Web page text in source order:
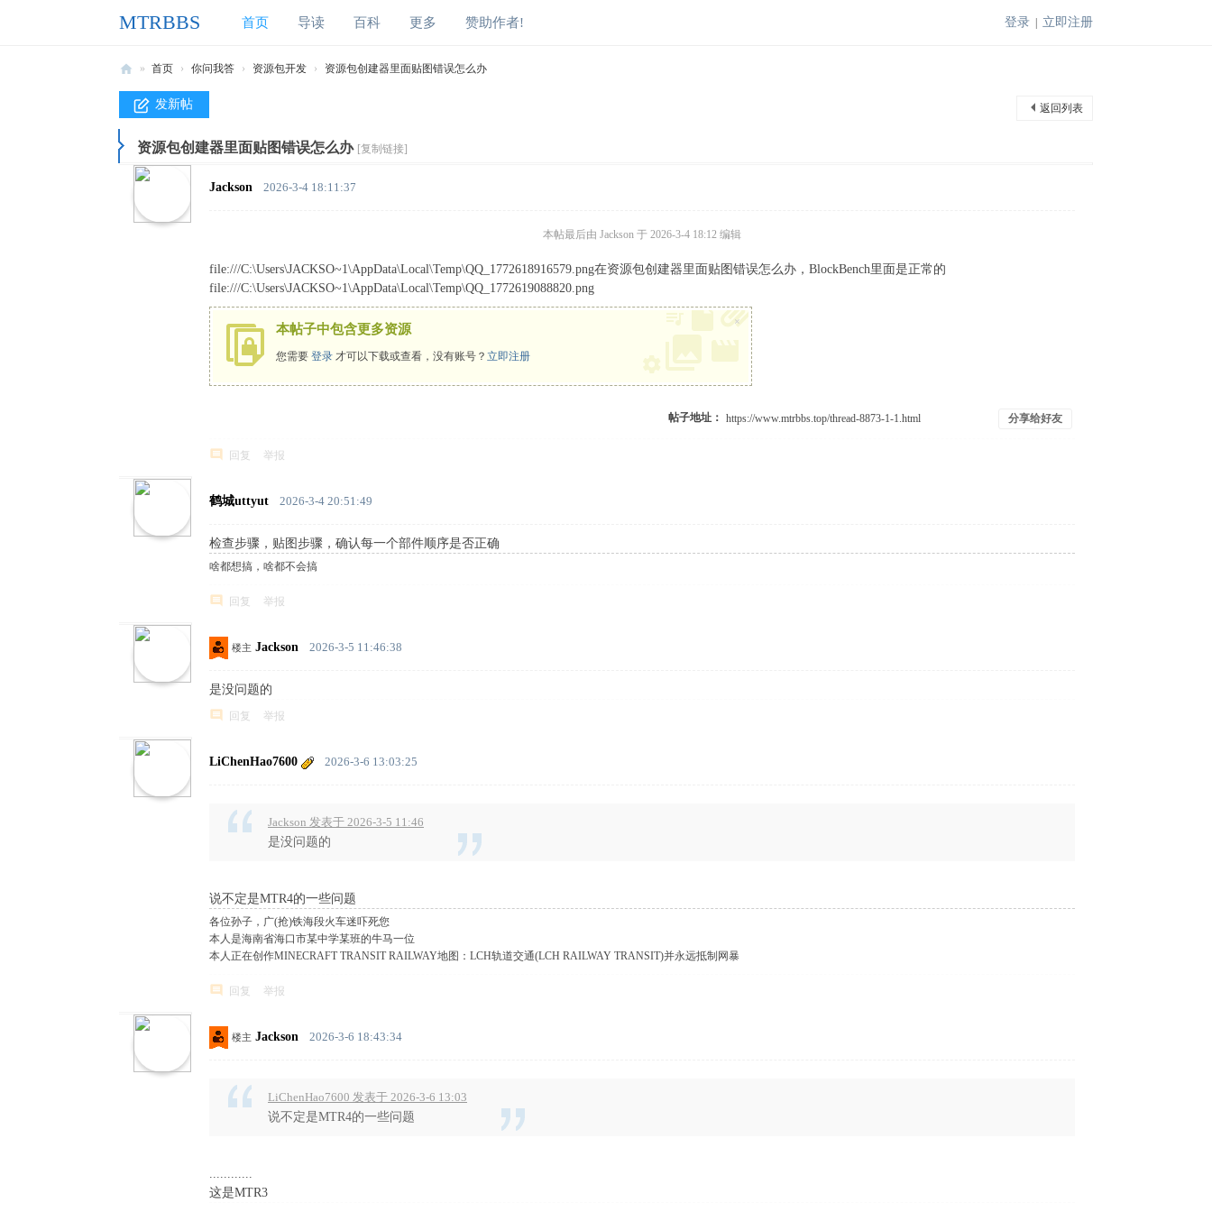
登录 立即注册
MTRBBS 首页 导读 百科 更多 赞助作者!
M
T
R
» 首页 › 你问我答 › 资源包开发 › 资源包创建器里面贴图错误怎么办
返回列表
发新帖
资源包创建器里面贴图错误怎么办 [复制链接]
Jackson 2026-3-4 18:11:37
本帖最后由 Jackson 于 2026-3-4 18:12 编辑
file:///C:\Users\JACKSO~1\AppData\Local\Temp\QQ_1772618916579.png在资源包创建器里面贴图错误怎么办，BlockBench里面是正常的
file:///C:\Users\JACKSO~1\AppData\Local\Temp\QQ_1772619088820.png
本帖子中包含更多资源
您需要 登录 才可以下载或查看，没有账号？ 立即注册
×
帖子地址： 分享给好友
回复 举报
鹤城uttyut 2026-3-4 20:51:49
检查步骤，贴图步骤，确认每一个部件顺序是否正确
啥都想搞，啥都不会搞
回复 举报
楼主 Jackson 2026-3-5 11:46:38
是没问题的
回复 举报
LiChenHao7600 2026-3-6 13:03:25
Jackson 发表于 2026-3-5 11:46
是没问题的
说不定是MTR4的一些问题
各位孙子，广(抢)铁海段火车迷吓死您
本人是海南省海口市某中学某班的牛马一位
本人正在创作MINECRAFT TRANSIT RAILWAY地图：LCH轨道交通(LCH RAILWAY TRANSIT)并永远抵制网暴
回复 举报
楼主 Jackson 2026-3-6 18:43:34
LiChenHao7600 发表于 2026-3-6 13:03
说不定是MTR4的一些问题
............
这是MTR3